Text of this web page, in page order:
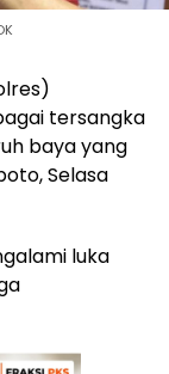
tersangka
baya yang
Selasa
luka